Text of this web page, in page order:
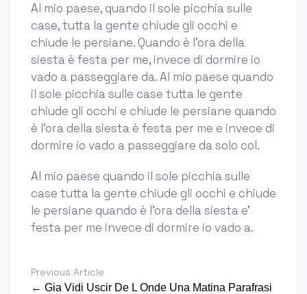
Al mio paese, quando il sole picchia sulle
case, tutta la gente chiude gli occhi e
chiude le persiane. Quando è l’ora della
siesta è festa per me, invece di dormire io
vado a passeggiare da. Al mio paese quando
il sole picchia sulle case tutta le gente
chiude gli occhi e chiude le persiane quando
è l'ora della siesta è festa per me e invece di
dormire io vado a passeggiare da solo col.
Al mio paese quando il sole picchia sulle
case tutta la gente chiude gli occhi e chiude
le persiane quando è l'ora della siesta e'
festa per me invece di dormire io vado a.
Previous Article
← Gia Vidi Uscir De L Onde Una Matina Parafrasi